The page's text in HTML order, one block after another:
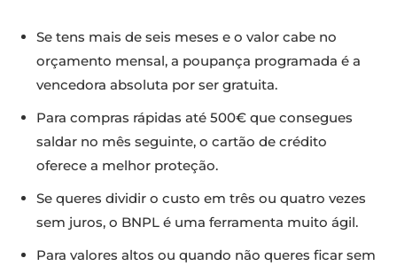
Se tens mais de seis meses e o valor cabe no
orçamento mensal, a poupança programada é a
vencedora absoluta por ser gratuita.
Para compras rápidas até 500€ que consegues
saldar no mês seguinte, o cartão de crédito
oferece a melhor proteção.
Se queres dividir o custo em três ou quatro vezes
sem juros, o BNPL é uma ferramenta muito ágil.
Para valores altos ou quando não queres ficar sem